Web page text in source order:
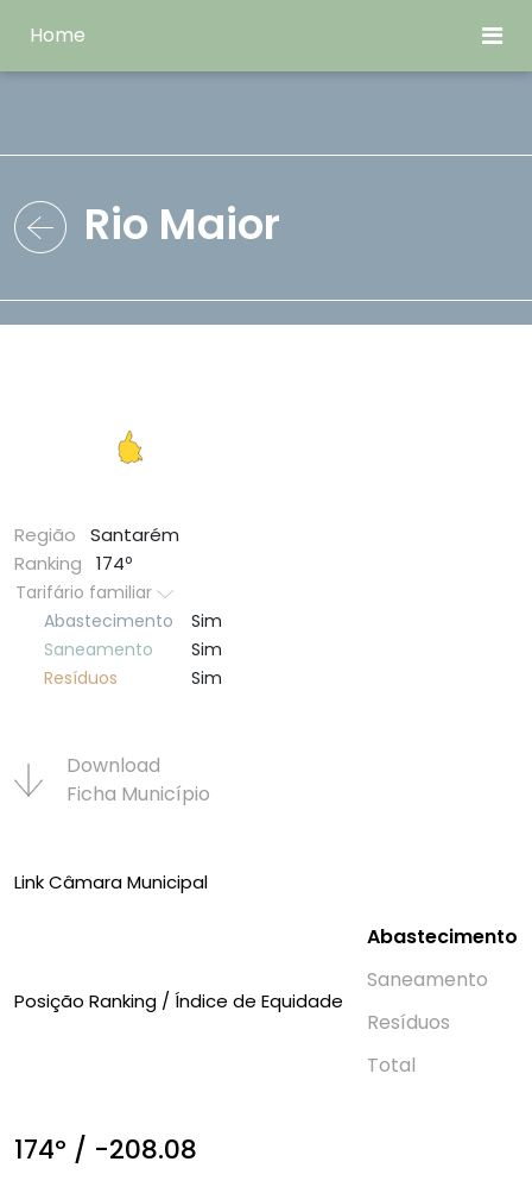
Home
Rio Maior
Região
Santarém
Ranking
174º
Tarifário familiar
Abastecimento
Sim
Saneamento
Sim
Resí­duos
Sim
Download
Ficha Municí­pio
Link Câmara Municipal
Posição Ranking / Índice de Equidade
Abastecimento
Saneamento
Resí­duos
Total
174º / -208.08